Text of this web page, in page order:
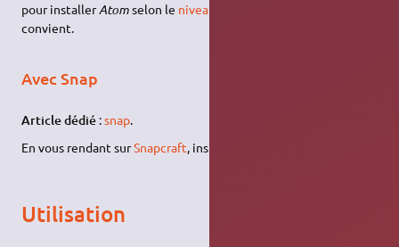
pour installerAtomselon le niveau de privilèges
convient.
Avec Snap
Article dédié :snap.
En vous rendant surSnapcraft, installez
Utilisation